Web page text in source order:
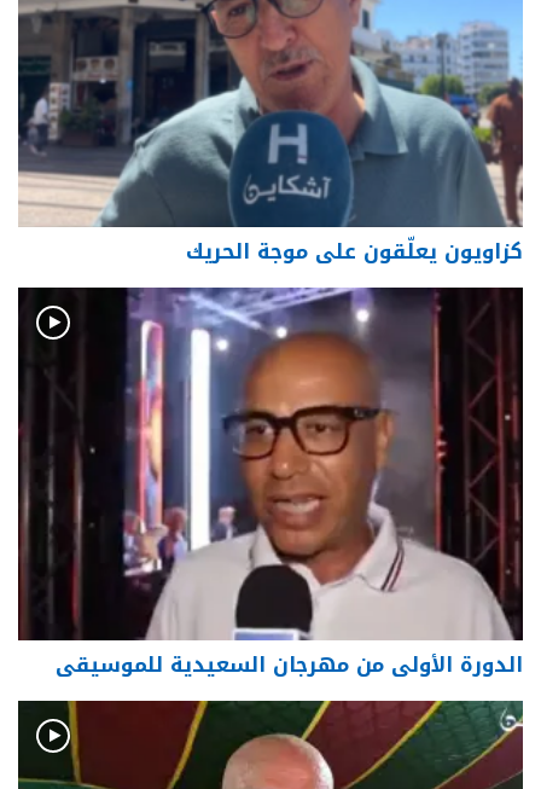
كزاويون يعلّقون على موجة الحريك
الدورة الأولى من مهرجان السعيدية للموسيقى